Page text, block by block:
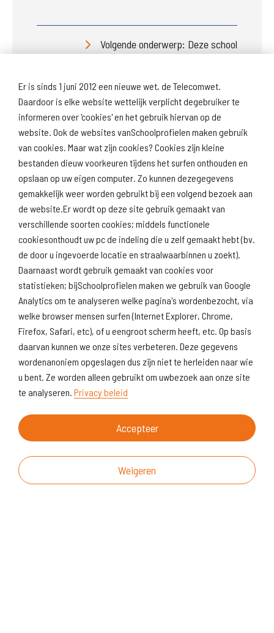
Er is sinds 1 juni 2012 een nieuwe wet, de Telecomwet.
Daardoor is elke website wettelijk verplicht degebruiker te
informeren over 'cookies' en het gebruik hiervan op de
website. Ook de websites vanSchoolprofielen maken gebruik
van cookies. Maar wat zijn cookies? Cookies zijn kleine
bestanden dieuw voorkeuren tijdens het surfen onthouden en
opslaan op uw eigen computer. Zo kunnen dezegegevens
gemakkelijk weer worden gebruikt bij een volgend bezoek aan
de website.Er wordt op deze site gebruik gemaakt van
verschillende soorten cookies; middels functionele
cookiesonthoudt uw pc de indeling die u zelf gemaakt hebt (bv.
de door u ingevoerde locatie en straalwaarbinnen u zoekt).
Daarnaast wordt gebruik gemaakt van cookies voor
statistieken; bijSchoolprofielen maken we gebruik van Google
Analytics om te analyseren welke pagina's wordenbezocht, via
welke browser mensen surfen (Internet Explorer, Chrome,
Firefox, Safari, etc), of u eengroot scherm heeft, etc. Op basis
daarvan kunnen we onze sites verbeteren. Deze gegevens
wordenanoniem opgeslagen dus zijn niet te herleiden naar wie
u bent. Ze worden alleen gebruikt om uwbezoek aan onze site
te analyseren. Privacy beleid
Accepteer
Weigeren
Volgende onderwerp: Deze school
Download
schoolprofiel
Naar
schoolresultaten
Naar scholenopdekaart.nl